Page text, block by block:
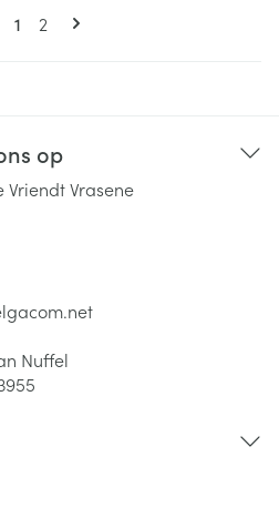
Pagina's
U lees momenteel pagina
1 Pagina
2
op
Vriendt Vrasene
Nuffel